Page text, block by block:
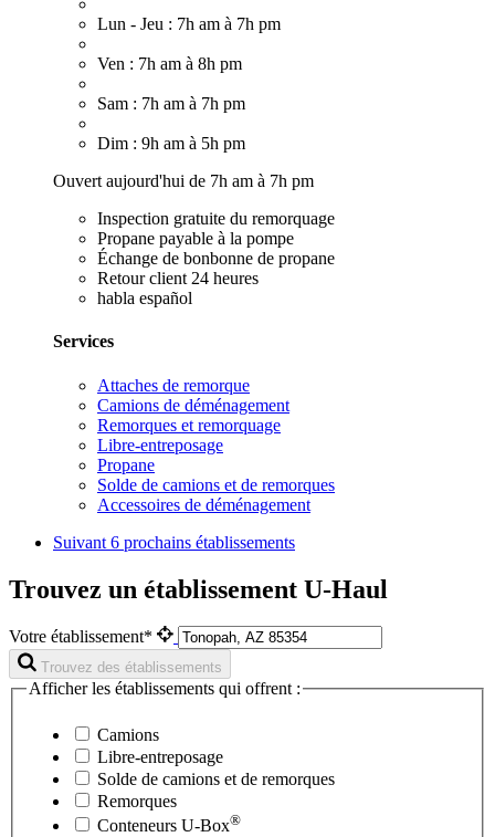
Lun - Jeu : 7h am à 7h pm
Ven : 7h am à 8h pm
Sam : 7h am à 7h pm
Dim : 9h am à 5h pm
Ouvert aujourd'hui de 7h am à 7h pm
Inspection gratuite du remorquage
Propane payable à la pompe
Échange de bonbonne de propane
Retour client 24 heures
habla español
Services
Attaches de remorque
Camions de déménagement
Remorques et remorquage
Libre-entreposage
Propane
Solde de camions et de remorques
Accessoires de déménagement
Suivant 6 prochains établissements
Trouvez un établissement U-Haul
Votre établissement*
Trouvez des établissements
Afficher les établissements qui offrent :
Camions
Libre-entreposage
Solde de camions et de remorques
Remorques
Conteneurs U-Box®